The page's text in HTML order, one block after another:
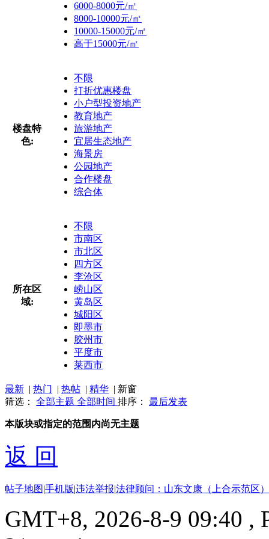
6000-8000元/㎡
8000-10000元/㎡
10000-15000元/㎡
高于15000元/㎡
楼盘特
色:
不限
打折优惠楼盘
小户型投资地产
教育地产
旅游地产
宜居生态地产
海景房
公园地产
合作楼盘
综合体
所在区
域:
不限
市南区
市北区
四方区
李沧区
崂山区
黄岛区
城阳区
即墨市
胶州市
平度市
莱西市
最新 | 热门 | 热帖 | 精华 | 新窗
筛选： 全部主题 全部时间 排序： 最后发表
本版块或指定的范围内尚无主题
返 回
帖子地图|手机版|违法举报|法律顾问：山东文康（上合示范区
GMT+8, 2026-8-9 09:40 ,